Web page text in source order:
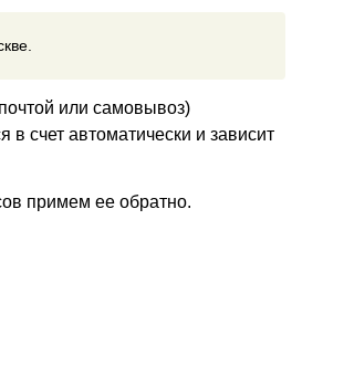
или самовывоз)
счет автоматически и зависит
примем ее обратно.